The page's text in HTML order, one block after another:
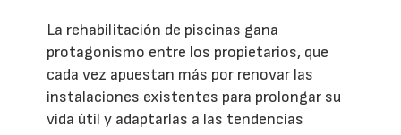
La rehabilitación de piscinas gana
protagonismo entre los propietarios, que
cada vez apuestan más por renovar las
instalaciones existentes para prolongar su
vida útil y adaptarlas a las tendencias